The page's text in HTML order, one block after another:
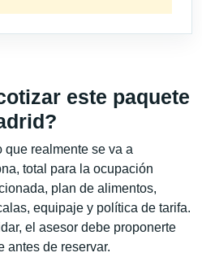
este paquete
que realmente se va a
total para la ocupación
plan de alimentos,
equipaje y política de tarifa.
el asesor debe proponerte
antes de reservar.